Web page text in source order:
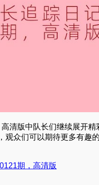
清版中队长们继续展开精
观众们可以期待更多有趣
期，高清版